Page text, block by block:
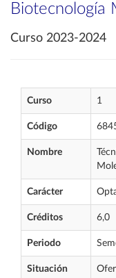
Biotecnología
Curso 2023-2024
Curso 1
Código
Nombre
Carácter
Créditos 6,0
Periodo
Situación